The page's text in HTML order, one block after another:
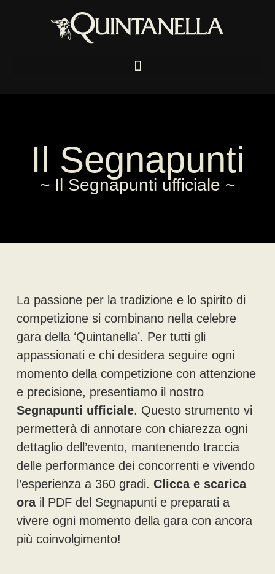
Il Segnapunti
~ Il Segnapunti ufficiale ~
La passione per la tradizione e lo spirito di
competizione si combinano nella celebre
gara della ‘Quintanella’. Per tutti gli
appassionati e chi desidera seguire ogni
momento della competizione con attenzione
e precisione, presentiamo il nostro
Segnapunti ufficiale. Questo strumento vi
permetterà di annotare con chiarezza ogni
dettaglio dell’evento, mantenendo traccia
delle performance dei concorrenti e vivendo
l’esperienza a 360 gradi.Clicca e scarica
orail PDF del Segnapunti e preparati a
vivere ogni momento della gara con ancora
più coinvolgimento!